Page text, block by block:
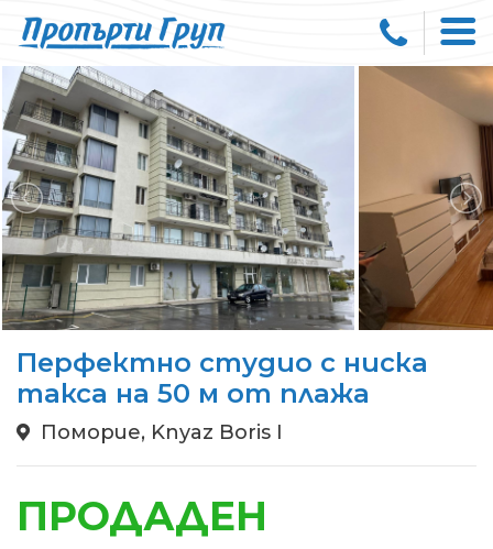
Перфектно студио с ниска
такса на 50 м от плажа
Поморие, Knyaz Boris I
ПРОДАДЕН